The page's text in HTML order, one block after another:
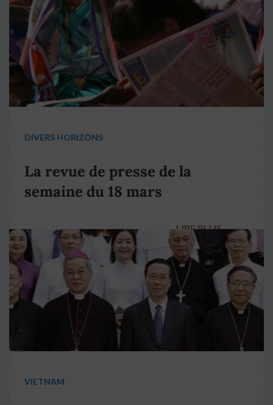
DIVERS HORIZONS
La revue de presse de la
semaine du 18 mars
LIRE PLUS →
VIETNAM